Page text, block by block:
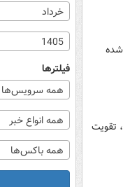
اعتقاد دارد، بهترین قرعه نصیب شاگردان امیر قلعه‌نویی در جام جهانی ۲۰۲۶ شده
تقویت
خرداد
1405
فیلترها
همه سرویس‌ها
همه انواع خبر
همه باکس‌ها